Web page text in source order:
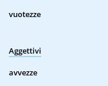
vuotezze
Aggettivi
avvezze